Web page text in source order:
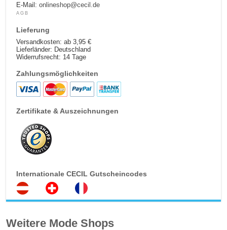
E-Mail:onlineshop@cecil.de
AGB
Lieferung
Versandkosten: ab 3,95 €
Lieferländer: Deutschland
Widerrufsrecht: 14 Tage
Zahlungsmöglichkeiten
Zertifikate & Auszeichnungen
Internationale CECIL Gutscheincodes
Weitere Mode Shops